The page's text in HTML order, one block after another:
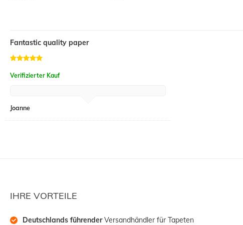
Fantastic quality paper
Verifizierter Kauf
Joanne
IHRE VORTEILE
Deutschlands führender Versandhändler für Tapeten